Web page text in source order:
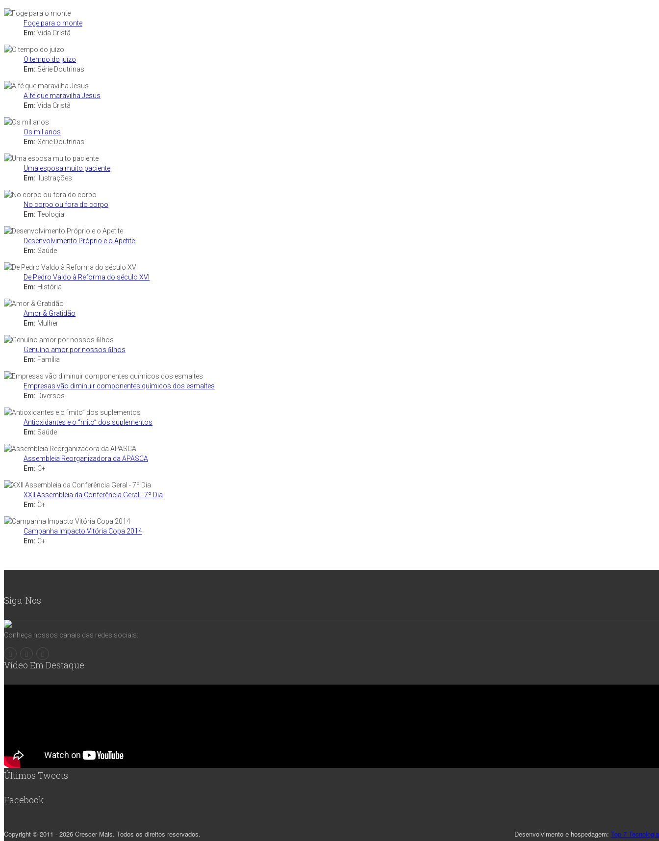
Foge para o monte
Em: Vida Cristã
O tempo do juízo
Em: Série Doutrinas
A fé que maravilha Jesus
Em: Vida Cristã
Os mil anos
Em: Série Doutrinas
Uma esposa muito paciente
Em: Ilustrações
No corpo ou fora do corpo
Em: Teologia
Desenvolvimento Próprio e o Apetite
Em: Saúde
De Pedro Valdo à Reforma do século XVI
Em: História
Amor & Gratidão
Em: Mulher
Genuíno amor por nossos ﬁlhos
Em: Família
Empresas vão diminuir componentes químicos dos esmaltes
Em: Diversos
Antioxidantes e o “mito” dos suplementos
Em: Saúde
Assembleia Reorganizadora da APASCA
Em: C+
XXII Assembleia da Conferência Geral - 7º Dia
Em: C+
Campanha Impacto Vitória Copa 2014
Em: C+
Siga-Nos
Conheça nossos canais das redes sociais:
Vídeo Em Destaque
Últimos Tweets
Facebook
Copyright © 2011 - 2026 Crescer Mais. Todos os direitos reservados. Desenvolvimento e hospedagem: Top 7 Tecnologia